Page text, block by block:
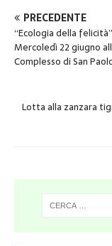
PRECEDENTE
“Ecologia della
Mercoledì 22 giugno
Complesso di San
Lotta alla zanzara